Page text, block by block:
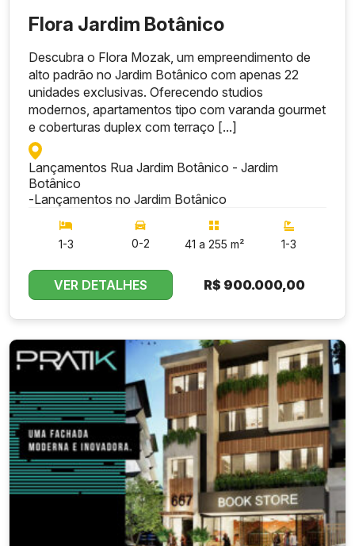
Flora Jardim Botânico
Descubra o Flora Mozak, um empreendimento de
alto padrão no Jardim Botânico com apenas 22
unidades exclusivas. Oferecendo studios
modernos, apartamentos tipo com varanda gourmet
e coberturas duplex com terraço [...]
Lançamentos Rua Jardim Botânico - Jardim
Botânico
-Lançamentos no Jardim Botânico
1-3 0-2 41 a 255 m² 1-3
VER DETALHES R$ 900.000,00